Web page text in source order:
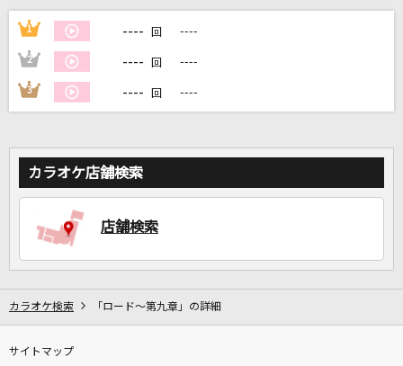
1 ---- 回 ----
2 ---- 回 ----
3 ---- 回 ----
カラオケ店舗検索
店舗検索
カラオケ検索 「ロード～第九章」の詳細
サイトマップ